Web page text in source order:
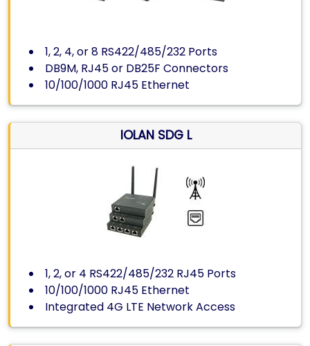
1, 2, 4, or 8 RS422/485/232 Ports
DB9M, RJ45 or DB25F Connectors
10/100/1000 RJ45 Ethernet
IOLAN SDG L
1, 2, or 4 RS422/485/232 RJ45 Ports
10/100/1000 RJ45 Ethernet
Integrated 4G LTE Network Access